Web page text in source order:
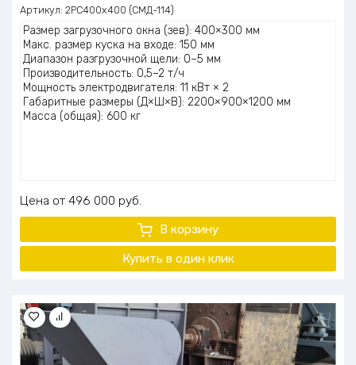
Артикул: 2PC400x400 (СМД-114)
Размер загрузочного окна (зев): 400×300 мм
Макс. размер куска на входе: 150 мм
Диапазон разгрузочной щели: 0–5 мм
Производительность: 0,5–2 т/ч
Мощность электродвигателя: 11 кВт × 2
Габаритные размеры (Д×Ш×В): 2200×900×1200 мм
Масса (общая): 600 кг
Цена 496 000 руб.
В корзину
Купить в один клик